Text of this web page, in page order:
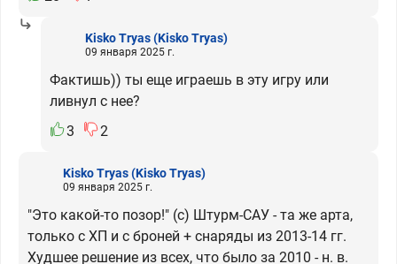
Kisko Tryas(Kisko Tryas)
09 января 2025 г.
Фактишь)) ты еще играешь в эту игру или
ливнул с нее?
3
2
Kisko Tryas(Kisko Tryas)
09 января 2025 г.
"Это какой-то позор!" (с) Штурм-САУ - та же арта,
только с ХП и с броней + снаряды из 2013-14 гг.
Худшее решение из всех, что было за 2010 - н. в.